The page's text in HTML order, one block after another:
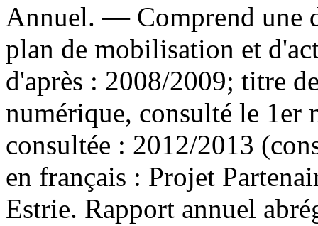
Annuel. — Comprend une
plan de mobilisation et
d'après : 2008/2009; titre
numérique, consulté le
consultée : 2012/2013
en français : Projet
Estrie. Rapport annuel